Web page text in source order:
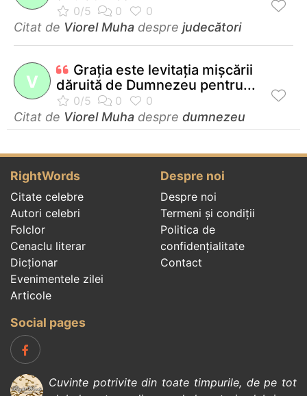
Citat de Viorel Muha despre judecători
V
Graţia este levitaţia mişcării
dăruită de Dumnezeu pentru...
Citat de Viorel Muha despre dumnezeu
RightWords
Citate celebre
Autori celebri
Folclor
Cenaclu literar
Dicționar
Evenimentele zilei
Articole
Despre noi
Despre noi
Termeni și condiții
Politica de
confidenţialitate
Contact
Social pages
Cuvinte potrivite din toate timpurile, de pe tot